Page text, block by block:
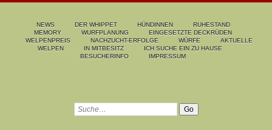
NEWS DER WHIPPET HÜNDINNEN
RUHESTAND
MEMORY
WURFPLANUNG
EINGESETZTE DECKRÜDEN
WELPENPREIS
NACHZUCHT-ERFOLGE WÜRFE
AKTUELLE
WELPEN
IN MITBESITZ
ICH SUCHE EIN ZU HAUSE
BESUCHERINFO
IMPRESSUM